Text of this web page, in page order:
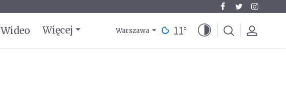
Wideo Więcej Warszawa 11°